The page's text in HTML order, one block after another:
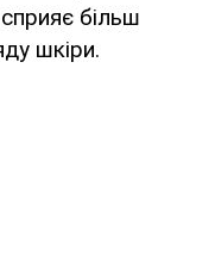
більш
шкіри.